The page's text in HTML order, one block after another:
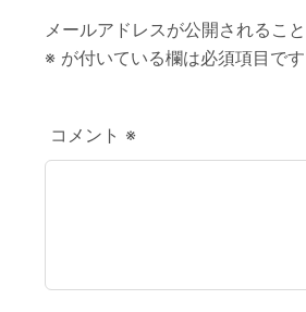
メールアドレスが公開されること
※ が付いている欄は必須項目です
コメント ※